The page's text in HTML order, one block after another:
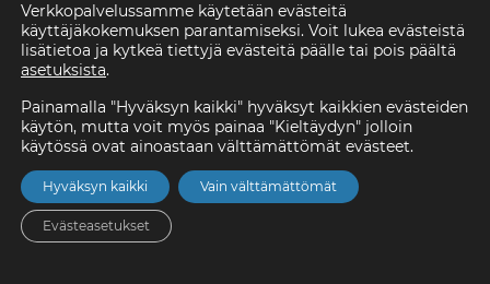
asuminen
Vuosi
2016
Verkkopalvelussamme käytetään evästeitä
käyttäjäkokemuksen parantamiseksi. Voit lukea evästeistä
lisätietoa ja kytkeä tiettyjä evästeitä päälle tai pois päältä
asetuksista.
Painamalla "Hyväksyn kaikki" hyväksyt kaikkien evästeiden
käytön, mutta voit myös painaa "Kieltäydyn" jolloin
käytössä ovat ainoastaan välttämättömät evästeet.
Hyväksyn kaikki Vain välttämättömät
Evästeasetukset